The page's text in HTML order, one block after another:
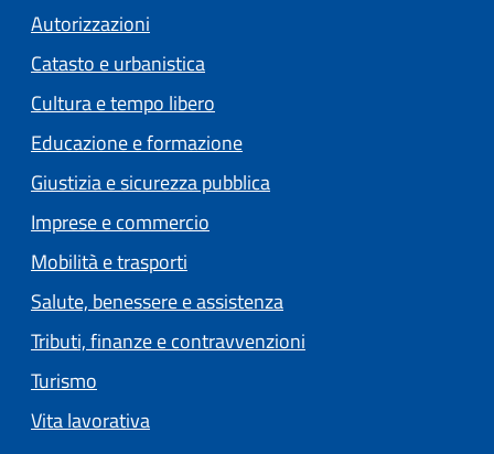
Autorizzazioni
Catasto e urbanistica
Cultura e tempo libero
Educazione e formazione
Giustizia e sicurezza pubblica
Imprese e commercio
Mobilità e trasporti
Salute, benessere e assistenza
Tributi, finanze e contravvenzioni
Turismo
Vita lavorativa